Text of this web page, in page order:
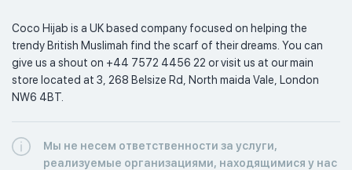
Coco Hijab is a UK based company focused on helping the
trendy British Muslimah find the scarf of their dreams. You can
give us a shout on +44 7572 4456 22 or visit us at our main
store located at 3, 268 Belsize Rd, North maida Vale, London
NW6 4BT.
Мы не несем ответственности за услуги,
реализуемые организациями, находящимися у нас